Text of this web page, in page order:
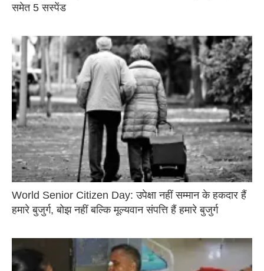
समेत 5 सस्पेंड
World Senior Citizen Day: उपेक्षा नहीं सम्मान के हकदार हैं
हमारे बुजुर्ग, बोझ नहीं बल्कि मूल्यवान संपत्ति हैं हमारे बुजुर्ग